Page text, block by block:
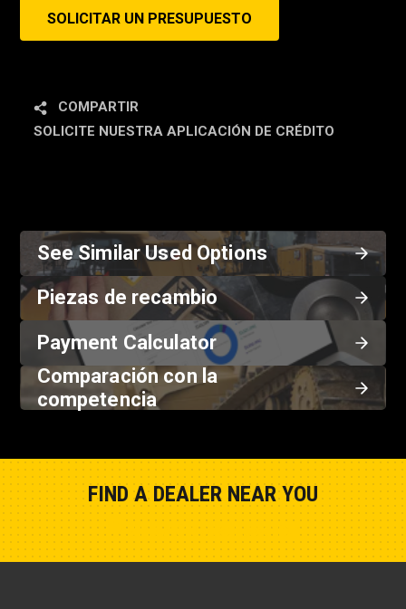
SOLICITAR UN PRESUPUESTO
COMPARTIR
SOLICITE NUESTRA APLICACIÓN DE CRÉDITO
See Similar Used Options
Piezas de recambio
Payment Calculator
Comparación con la
competencia
FIND A DEALER NEAR YOU